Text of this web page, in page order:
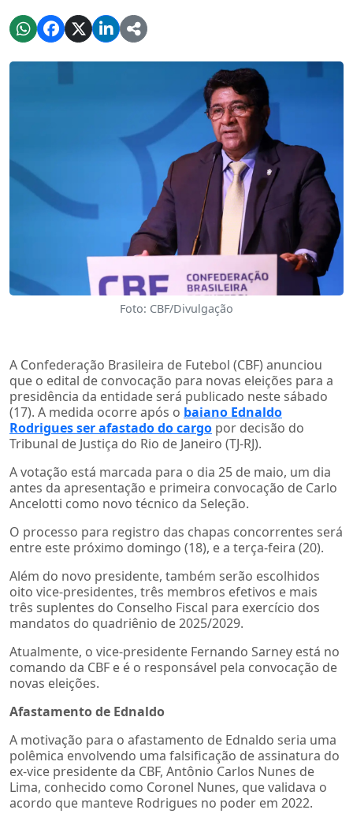
Foto: CBF/Divulgação
A Confederação Brasileira de Futebol (CBF) anunciou
que o edital de convocação para novas eleições para a
presidência da entidade será publicado neste sábado
(17). A medida ocorre após o baiano Ednaldo
Rodrigues ser afastado do cargo por decisão do
Tribunal de Justiça do Rio de Janeiro (TJ-RJ).
A votação está marcada para o dia 25 de maio, um dia
antes da apresentação e primeira convocação de Carlo
Ancelotti como novo técnico da Seleção.
O processo para registro das chapas concorrentes será
entre este próximo domingo (18), e a terça-feira (20).
Além do novo presidente, também serão escolhidos
oito vice-presidentes, três membros efetivos e mais
três suplentes do Conselho Fiscal para exercício dos
mandatos do quadriênio de 2025/2029.
Atualmente, o vice-presidente Fernando Sarney está no
comando da CBF e é o responsável pela convocação de
novas eleições.
Afastamento de Ednaldo
A motivação para o afastamento de Ednaldo seria uma
polêmica envolvendo uma falsificação de assinatura do
ex-vice presidente da CBF, Antônio Carlos Nunes de
Lima, conhecido como Coronel Nunes, que validava o
acordo que manteve Rodrigues no poder em 2022.